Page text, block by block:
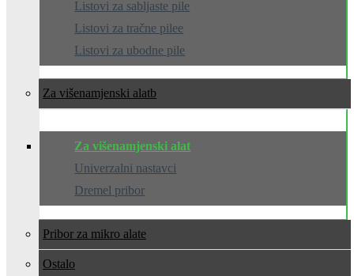
Listovi za sabljaste pile
Listovi za tračne pilee
Listovi za ubodne pile
Za višenamjenski alat
Za višenamjenski alat
Univerzalni nastavci
Dremel pribor
Pribor za mikro alate
Ostalo